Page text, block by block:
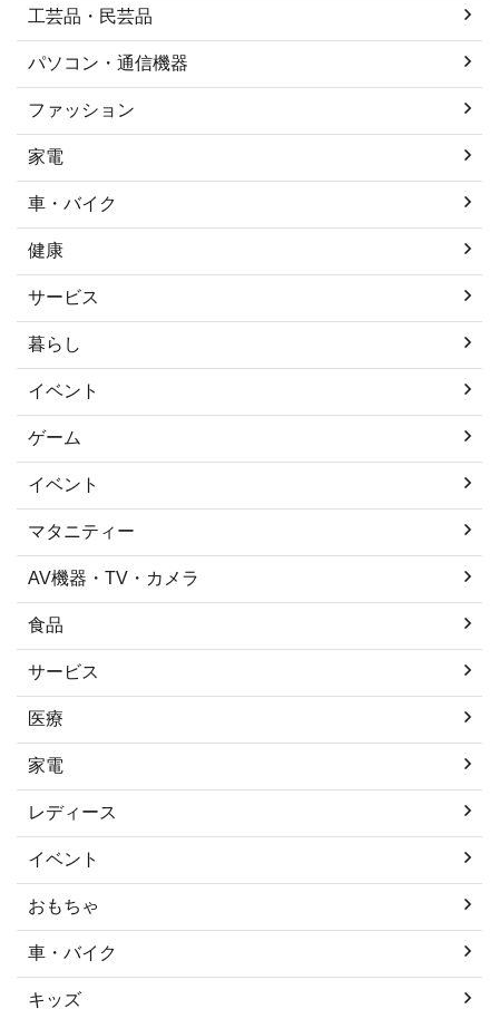
工芸品・民芸品
パソコン・通信機器
ファッション
家電
車・バイク
健康
サービス
暮らし
イベント
ゲーム
イベント
マタニティー
AV機器・TV・カメラ
食品
サービス
医療
家電
レディース
イベント
おもちゃ
車・バイク
キッズ